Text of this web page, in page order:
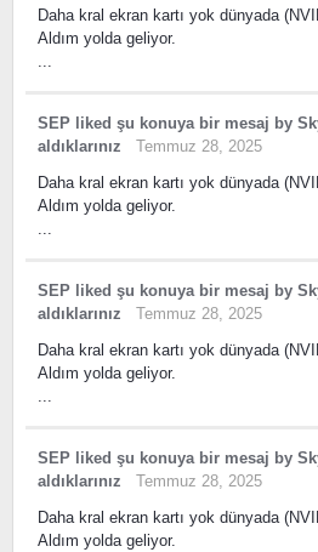
Daha kral ekran kartı yok dünyada
Aldım yolda geliyor.
SEP liked şu konuya bir mesaj by
aldıklarınız
Temmuz 28, 2025
Daha kral ekran kartı yok dünyada
Aldım yolda geliyor.
SEP liked şu konuya bir mesaj by
aldıklarınız
Temmuz 28, 2025
Daha kral ekran kartı yok dünyada
Aldım yolda geliyor.
SEP liked şu konuya bir mesaj by
aldıklarınız
Temmuz 28, 2025
Daha kral ekran kartı yok dünyada
Aldım yolda geliyor.